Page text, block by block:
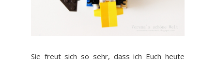
Sie freut sich so sehr, dass ich Euch heute